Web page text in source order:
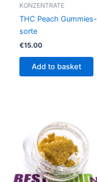
KONZENTRATE
THC Peach Gummies-
sorte
€15.00
Add to basket